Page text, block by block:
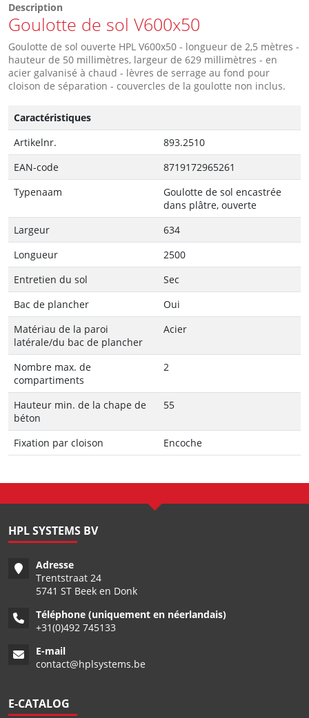
Description
Goulotte de sol V600x50
Goulotte de sol ouverte HPL V600x50 - longueur de 2,5 mètres -
hauteur de 50 millimètres, largeur de 629 millimètres - en
acier galvanisé à chaud - lèvres de serrage au fond pour
cloison de séparation - couvercles de la goulotte non inclus.
Caractéristiques
Artikelnr.
893.2510
EAN-code
8719172965261
Typenaam
Goulotte de sol encastrée
dans plâtre, ouverte
Largeur
634
Longueur
2500
Entretien du sol
Sec
Bac de plancher
Oui
Matériau de la paroi
latérale/du bac de plancher
Acier
Nombre max. de
compartiments
2
Hauteur min. de la chape de
béton
55
Fixation par cloison Encoche
HPL SYSTEMS BV
Adresse
Trentstraat 24
5741 ST Beek en Donk
Téléphone (uniquement en néerlandais)
+31(0)492 745133
E-mail
contact@hplsystems.be
E-CATALOG